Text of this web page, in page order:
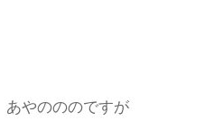
あやのののですが